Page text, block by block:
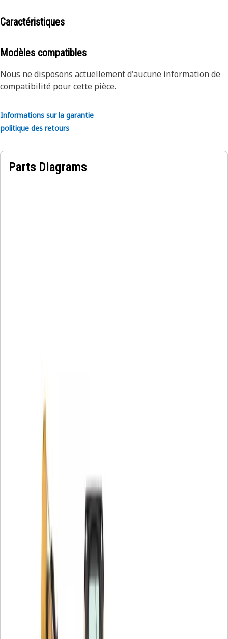
Caractéristiques
Modèles compatibles
Nous ne disposons actuellement d'aucune information de
compatibilité pour cette pièce.
Informations sur la garantie
politique des retours
Parts Diagrams